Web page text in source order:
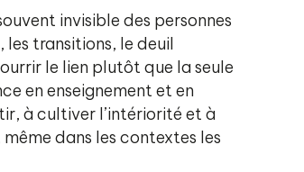
invisible des personnes
les transitions, le deuil
le lien plutôt que la seule
en enseignement et en
à cultiver l’intériorité et à
dans les contextes les